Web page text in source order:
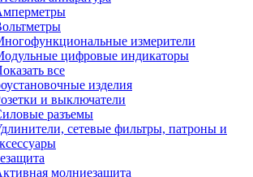
измерители
цифровые индикаторы
все
изделия
и выключатели
разъемы
сетевые фильтры, патроны и
молниезащита